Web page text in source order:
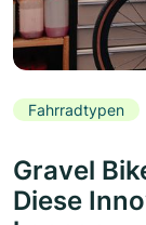
Fahrradtypen
Gravel
Diese